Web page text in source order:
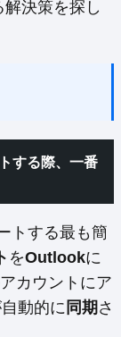
決策を探し
する際、一番
トする最も簡
をOutlookに
アカウントにア
動的に 同期 さ